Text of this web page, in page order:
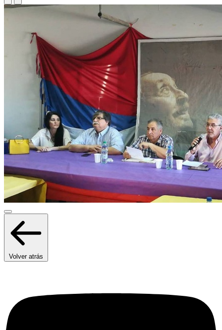
Volver atrás